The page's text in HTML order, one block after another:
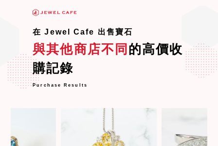
在 Jewel Cafe 出售寶石
與其他商店不同 的高價收
購記錄
Purchase Results